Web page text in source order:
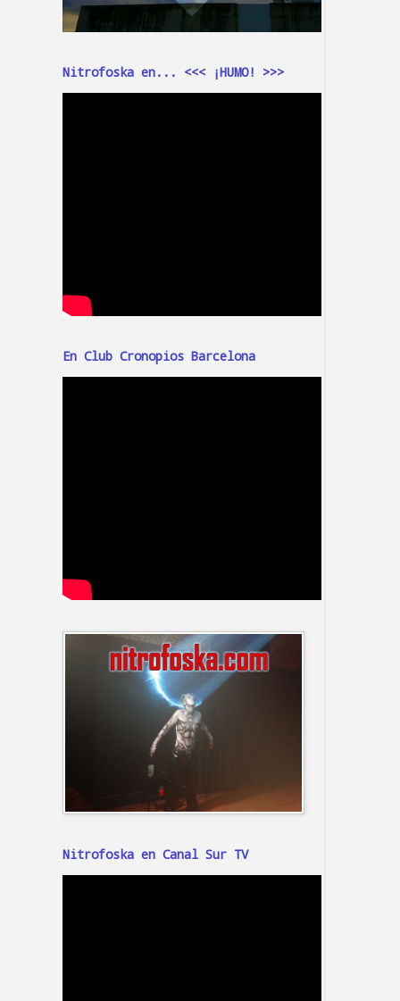
Nitrofoska en... <<< ¡HUMO! >>>
En Club Cronopios Barcelona
Nitrofoska en Canal Sur TV